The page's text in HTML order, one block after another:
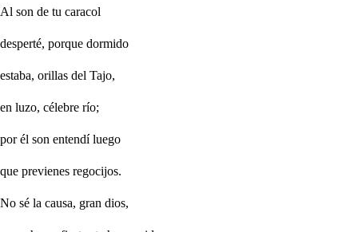
Al son de tu caracol
desperté, porque dormido
estaba, orillas del Tajo,
en luzo, célebre río;
por él son entendí luego
que previenes regocijos.
No sé la causa, gran dios,